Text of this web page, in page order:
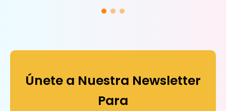
Únete a Nuestra Newsletter
Para